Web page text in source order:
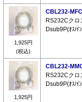
1,925円
(税込)
CBL232-MFC
RS232Cク
Dsub9P(ｵｽ/ｲ
1,925円
CBL232-
RS232Cク
Dsub9P(ｵｽ/ｲ